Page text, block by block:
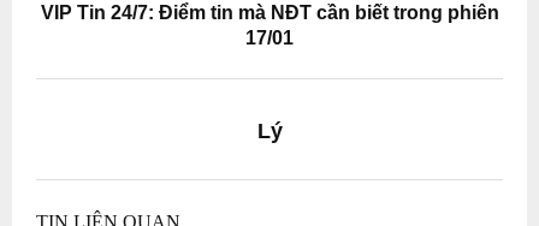
VIP Tin 24/7: Điểm tin mà NĐT cần biết trong phiên
17/01
Lý
TIN LIÊN QUAN